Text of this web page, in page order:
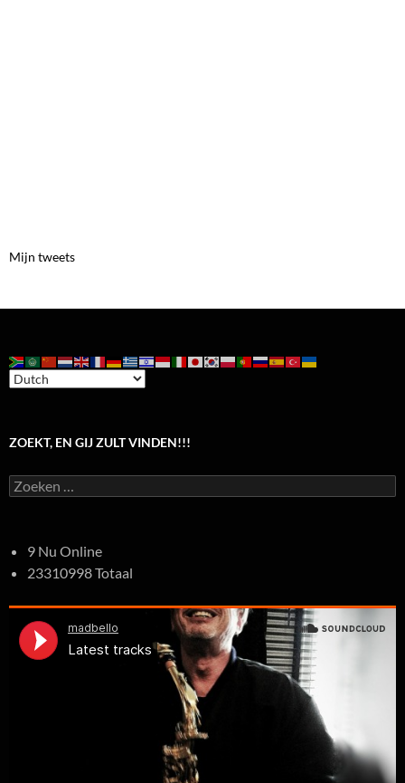
Mijn tweets
ZOEKT, EN GIJ ZULT VINDEN!!!
Zoeken
naar:
9 Nu Online
23310998 Totaal